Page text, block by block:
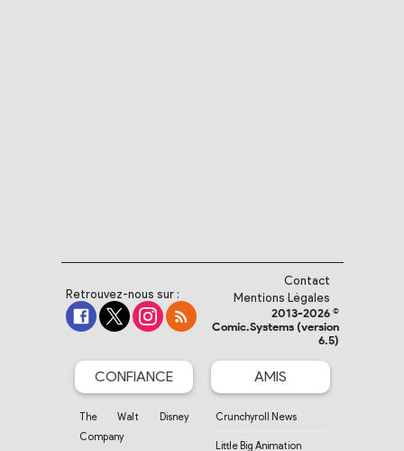
Retrouvez-nous sur :
Contact
Mentions Légales
2013-2026 ©
Comic.Systems (version
6.5)
CONFIANCE
The Walt Disney
Company
AMIS
Crunchyroll News
Little Big Animation